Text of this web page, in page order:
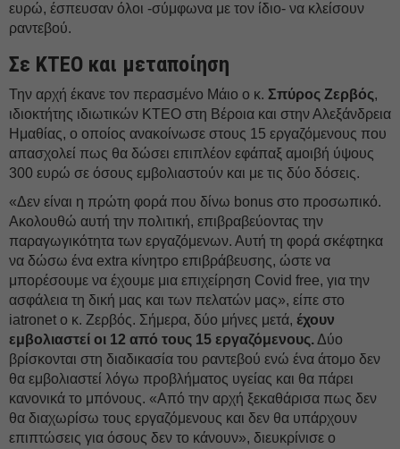
ευρώ, έσπευσαν όλοι -σύμφωνα με τον ίδιο- να κλείσουν
ραντεβού.
Σε ΚΤΕΟ και μεταποίηση
Την αρχή έκανε τον περασμένο Μάιο ο κ. Σπύρος Ζερβός,
ιδιοκτήτης ιδιωτικών ΚΤΕΟ στη Βέροια και στην Αλεξάνδρεια
Ημαθίας, ο οποίος ανακοίνωσε στους 15 εργαζόμενους που
απασχολεί πως θα δώσει επιπλέον εφάπαξ αμοιβή ύψους
300 ευρώ σε όσους εμβολιαστούν και με τις δύο δόσεις.
«Δεν είναι η πρώτη φορά που δίνω bonus στο προσωπικό.
Ακολουθώ αυτή την πολιτική, επιβραβεύοντας την
παραγωγικότητα των εργαζόμενων. Αυτή τη φορά σκέφτηκα
να δώσω ένα extra κίνητρο επιβράβευσης, ώστε να
μπορέσουμε να έχουμε μια επιχείρηση Covid free, για την
ασφάλεια τη δική μας και των πελατών μας», είπε στο
iatronet ο κ. Ζερβός. Σήμερα, δύο μήνες μετά, έχουν
εμβολιαστεί οι 12 από τους 15 εργαζόμενους.Δύο
βρίσκονται στη διαδικασία του ραντεβού ενώ ένα άτομο δεν
θα εμβολιαστεί λόγω προβλήματος υγείας και θα πάρει
κανονικά το μπόνους. «Από την αρχή ξεκαθάρισα πως δεν
θα διαχωρίσω τους εργαζόμενους και δεν θα υπάρχουν
επιπτώσεις για όσους δεν το κάνουν», διευκρίνισε ο